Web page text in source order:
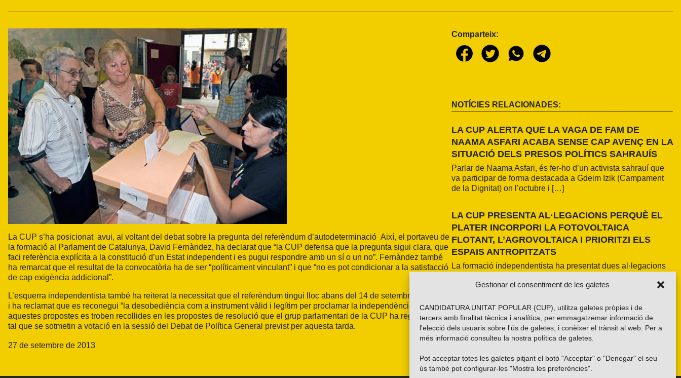
Gestionar el consentiment de les galetes
CANDIDATURA UNITAT POPULAR (CUP), utilitza galetes pròpies i de
tercers amb finalitat tècnica i analítica, per emmagatzemar informació de
l'elecció dels usuaris sobre l'ús de galetes, i conèixer el trànsit al web. Per a
més informació consulteu la nostra política de galetes
Pot acceptar totes les galetes pitjant el botó "Acceptar" o "Denegar" el seu
ús també pot configurar-les "Mostra les preferències".
La CUP s’ha posicionat avui, al voltant del debat sobre la pregunta del referèndum d’autodeterminació Així, el portaveu de
la formació al Parlament de Catalunya, David Fernàndez, ha declarat que “la CUP defensa que la pregunta sigui clara, que
faci referència explícita a la constitució d’un Estat independent i es pugui respondre amb un sí o un no”. Fernàndez també
ha remarcat que el resultat de la convocatòria ha de ser “políticament vinculant” i que “no es pot condicionar a la satisfacció
de cap exigència addicional”.
L’esquerra independentista també ha reiterat la necessitat que el referèndum tingui lloc abans del 14 de setembre del 2014,
i ha reclamat que es reconegui “la desobediència com a instrument vàlid i legítim per proclamar la independència”. Totes
aquestes propostes es troben recollides en les propostes de resolució que el grup parlamentari de la CUP ha registrat per
tal que se sotmetin a votació en la sessió del Debat de Política General previst per aquesta tarda.
27 de setembre de 2013
Comparteix:
NOTÍCIES RELACIONADES:
LA CUP ALERTA QUE LA VAGA DE FAM DE
NAAMA ASFARI ACABA SENSE CAP AVENÇ EN LA
SITUACIÓ DELS PRESOS POLÍTICS SAHRAUÍS
Parlar de Naama Asfari, és fer-ho d’un activista sahrauí que
va participar de forma destacada a Gdeim Izik (Campament
de la Dignitat) on l’octubre i […]
LA CUP PRESENTA AL·LEGACIONS PERQUÈ EL
PLATER INCORPORI LA FOTOVOLTAICA
FLOTANT, L’AGROVOLTAICA I PRIORITZI ELS
ESPAIS ANTROPITZATS
La formació independentista ha presentat dues al·legacions
pròpia basada en els resultats de l’estudi fet a la demarcació
país. La segona, impulsada per la Xarxa per una Transició
Energètica Justa, de caràcter més global.